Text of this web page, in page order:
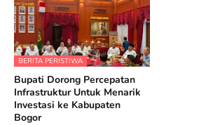
BERITA PERISTIWA
Bupati Dorong Percepatan
Infrastruktur Untuk Menarik
Investasi ke Kabupaten
Bogor